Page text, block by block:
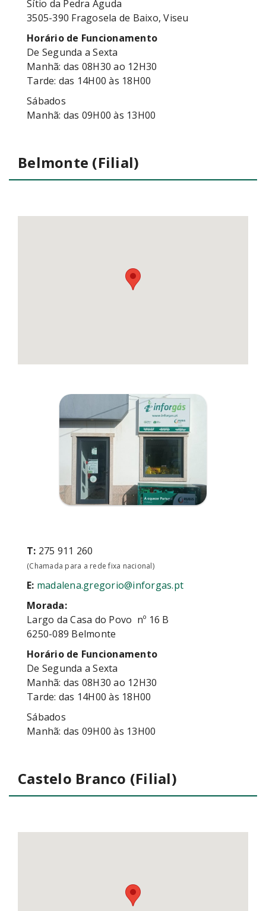
Sítio da Pedra Aguda
3505-390 Fragosela de Baixo, Viseu
Horário de Funcionamento
De Segunda a Sexta
Manhã: das 08H30 ao 12H30
Tarde: das 14H00 às 18H00
Sábados
Manhã: das 09H00 às 13H00
Belmonte (Filial)
T: 275 911 260
(Chamada para a rede fixa nacional)
E: madalena.gregorio@inforgas.pt
Morada:
Largo da Casa do Povo nº 16 B
6250-089 Belmonte
Horário de Funcionamento
De Segunda a Sexta
Manhã: das 08H30 ao 12H30
Tarde: das 14H00 às 18H00
Sábados
Manhã: das 09H00 às 13H00
Castelo Branco (Filial)